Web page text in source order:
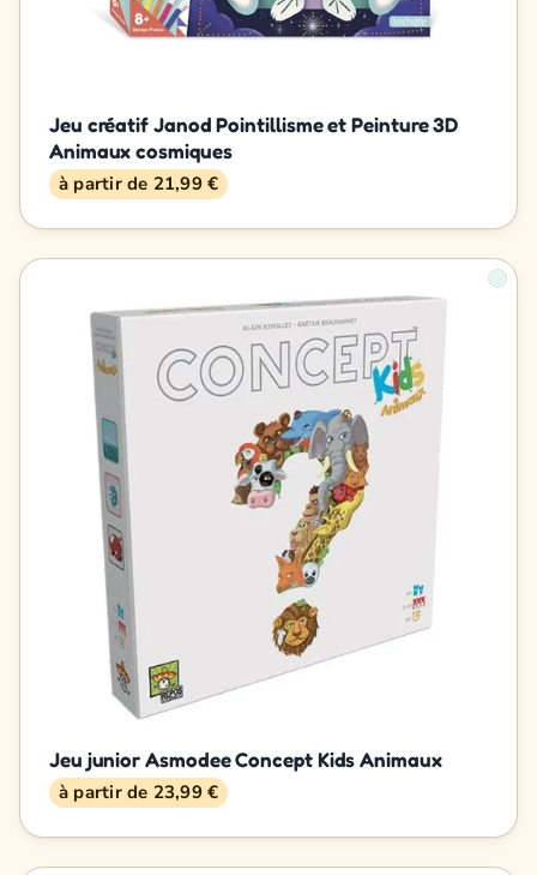
Jeu créatif Janod Pointillisme et Peinture 3D
Animaux cosmiques
à partir de 21,99 €
Jeu junior Asmodee Concept Kids Animaux
à partir de 23,99 €